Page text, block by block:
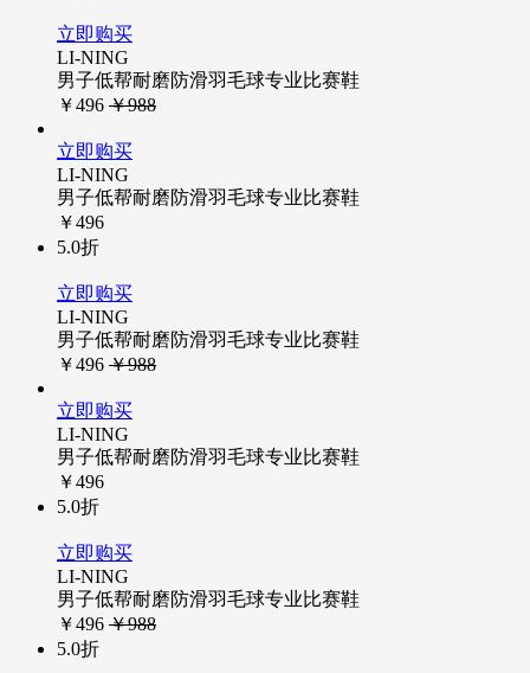
立即购买
LI-NING
男子低帮耐磨防滑羽毛球专业比赛鞋
￥496 ￥988
立即购买
LI-NING
男子低帮耐磨防滑羽毛球专业比赛鞋
￥496
5.0折
立即购买
LI-NING
男子低帮耐磨防滑羽毛球专业比赛鞋
￥496 ￥988
立即购买
LI-NING
男子低帮耐磨防滑羽毛球专业比赛鞋
￥496
5.0折
立即购买
LI-NING
男子低帮耐磨防滑羽毛球专业比赛鞋
￥496 ￥988
5.0折